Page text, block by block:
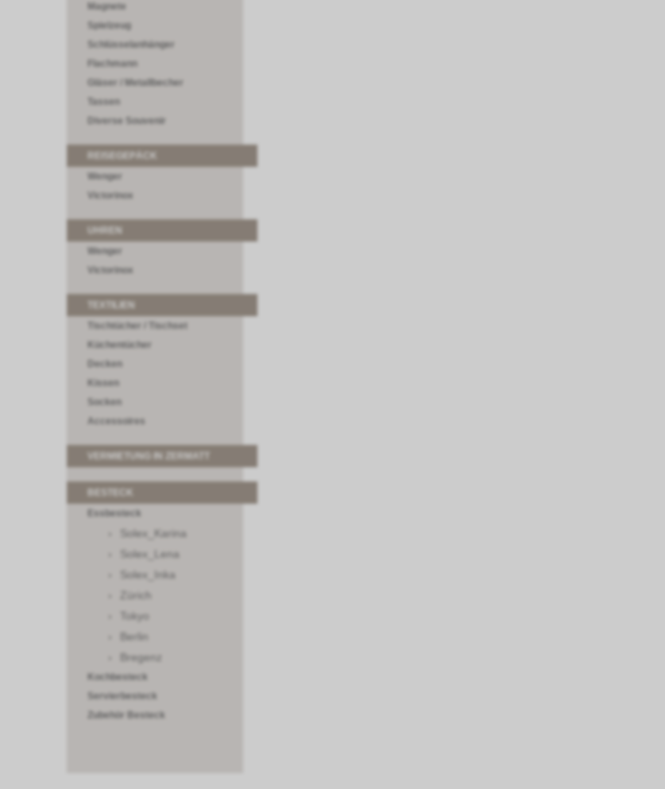
Magnete
Spielzeug
Schlüsselanhänger
Flachmann
Gläser / Metallbecher
Tassen
Diverse Souvenir
REISEGEPÄCK
Wenger
Victorinox
Wenger
Victorinox
Tischtücher / Tischset
Küchentücher
Decken
Kissen
Socken
Accessoires
VERMIETUNG IN ZERMATT
Essbesteck
Solex_Karina
Solex_Lena
Solex_Inka
Zürich
Tokyo
Berlin
Bregenz
Kochbesteck
Servierbesteck
Zubehör Besteck